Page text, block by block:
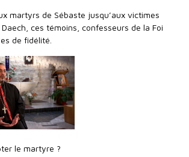
martyrs de Sébaste jusqu’aux victimes
ces témoins, confesseurs de la Foi
de fidélité.
le martyre ?